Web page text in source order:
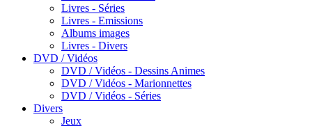
Livres - Séries
Livres - Emissions
Albums images
Livres - Divers
DVD / Vidéos
DVD / Vidéos - Dessins Animes
DVD / Vidéos - Marionnettes
DVD / Vidéos - Séries
Divers
Jeux